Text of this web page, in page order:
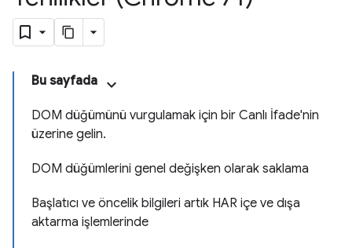
Bu sayfada
DOM düğümünü vurgulamak için bir Canlı İfade'nin
üzerine gelin.
DOM düğümlerini genel değişken olarak saklama
Başlatıcı ve öncelik bilgileri artık HAR içe ve dışa
aktarma işlemlerinde